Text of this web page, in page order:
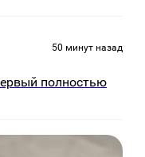
50 минут назад
полностью